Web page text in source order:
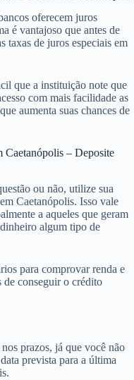
oferecem juros
é vantajoso que antes de
taxas de juros especiais em
que a instituição note que
com mais facilidade as
aumenta suas chances de
– Deposite
ou não, utilize sua
Caetanópolis. Isso vale
a aqueles que geram
algum tipo de
para comprovar renda e
de conseguir o crédito
prazos, já que você não
prevista para a última